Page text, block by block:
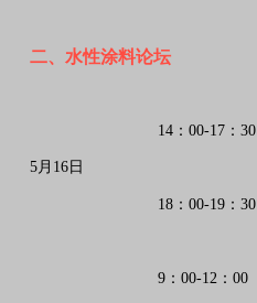
二、水性涂料论坛
5月16日
14：00-17：30
18：00-19：30
9：00-12：00